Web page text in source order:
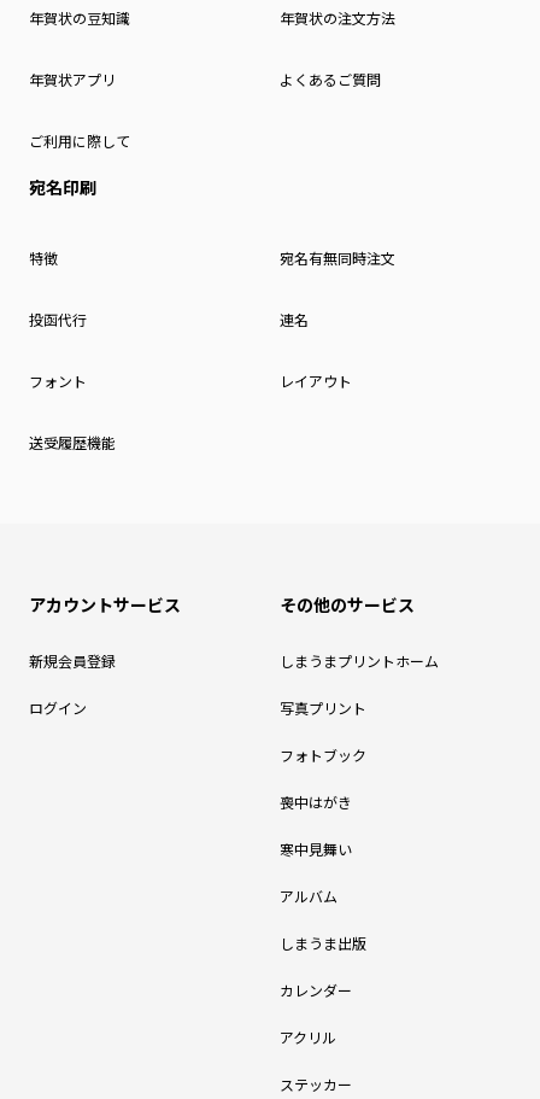
年賀状の豆知識 年賀状の注文方法
年賀状アプリ よくあるご質問
ご利用に際して
宛名印刷
特徴 宛名有無同時注文
投函代行 連名
フォント レイアウト
送受履歴機能
アカウントサービス
新規会員登録
ログイン
その他のサービス
しまうまプリントホーム
写真プリント
フォトブック
喪中はがき
寒中見舞い
アルバム
しまうま出版
カレンダー
アクリル
ステッカー